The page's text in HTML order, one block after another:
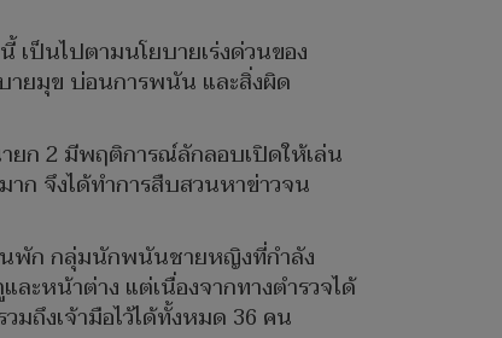
ป็นไปตามนโยบายเร่งด่วนของ
ายมุข บ่อนการพนัน และสิ่งผิด
ยก 2 มีพฤติการณ์ลักลอบเปิดให้เล่น
ก จึงได้ทำการสืบสวนหาข่าวจน
นพัก กลุ่มนักพนันชายหญิงที่กำลัง
ะหน้าต่าง แต่เนื่องจากทางตำรวจได้
ถึงเจ้ามือไว้ได้ทั้งหมด 36 คน